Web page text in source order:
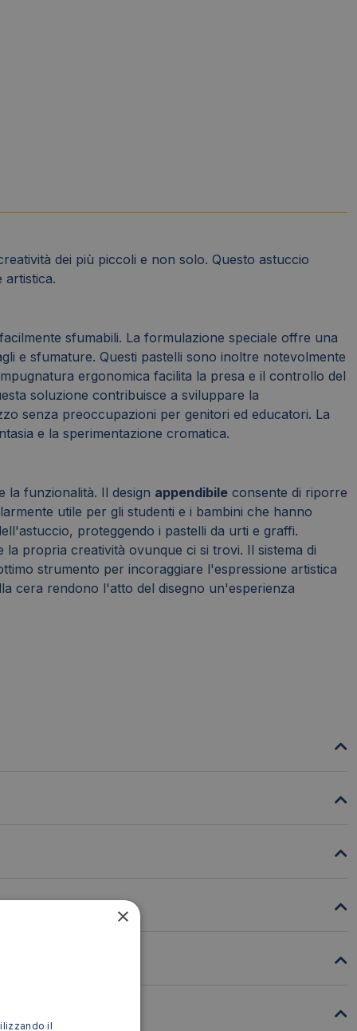
dei più piccoli e non solo. Questo astuccio
artistica.
sfumabili. La formulazione speciale offre una
e sfumature. Questi pastelli sono inoltre notevolmente
ergonomica facilita la presa e il controllo del
soluzione contribuisce a sviluppare la
senza preoccupazioni per genitori ed educatori. La
e la sperimentazione cromatica.
la funzionalità. Il design appendibile consente di riporre
utile per gli studenti e i bambini che hanno
proteggendo i pastelli da urti e graffi.
propria creatività ovunque ci si trovi. Il sistema di
strumento per incoraggiare l'espressione artistica
cera rendono l'atto del disegno un'esperienza
×
il